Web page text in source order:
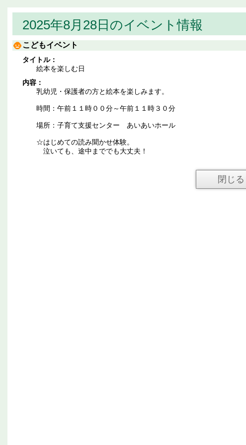
2025年8月28日のイベント情報
こどもイベント
タイトル：
絵本を楽しむ日
内容：
乳幼児・保護者の方と絵本を楽しみます。
時間：午前１１時００分～午前１１時３０分
場所：子育て支援センター あいあいホール
☆はじめての読み聞かせ体験。
泣いても、途中まででも大丈夫！